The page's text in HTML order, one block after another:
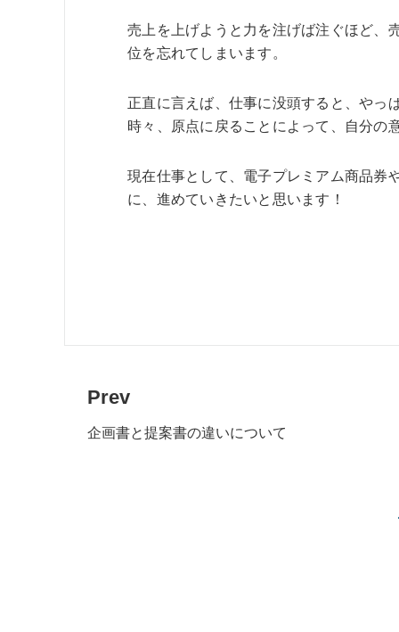
売上を上げようと力を注げば注ぐほど、
位を忘れてしまいます。
正直に言えば、仕事に没頭すると、やっ
時々、原点に戻ることによって、自分の
現在仕事として、電子プレミアム商品券
に、進めていきたいと思います！
Prev
企画書と提案書の違いについて